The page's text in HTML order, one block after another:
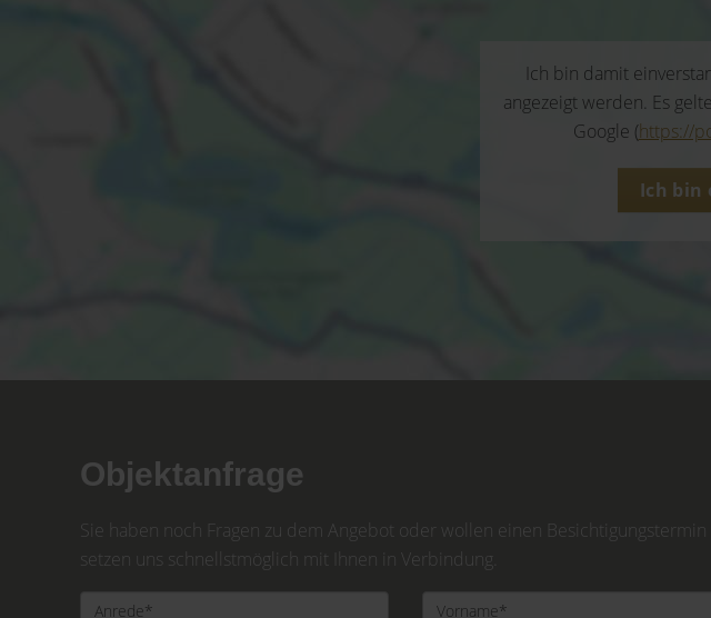
Ich bin damit
angezeigt werden. Es
Google (https://
Ich bin
Objektanfrage
Sie haben noch Fragen zu dem Angebot oder wollen einen
setzen uns schnellstmöglich mit Ihnen in Verbindung.